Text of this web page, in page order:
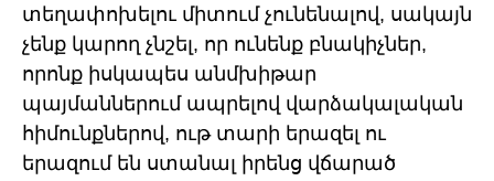
տեղափոխելու միտում չունենալով, սակայն
չենք կարող չնշել, որ ունենք բնակիչներ,
որոնք իսկապես անմխիթար
պայմաններում ապրելով վարձակալական
հիմունքներով, ութ տարի երազել ու
երազում են ստանալ իրենց վճարած